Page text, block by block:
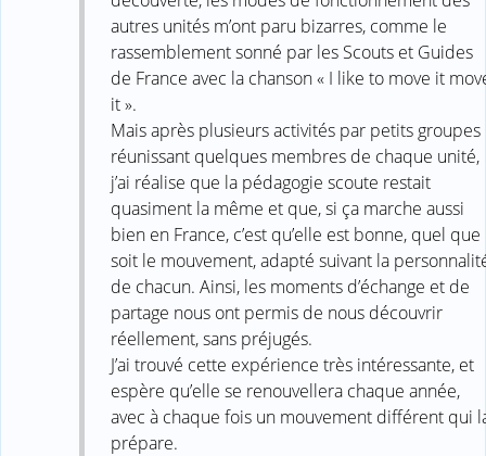
autres unités m’ont paru bizarres, comme le
rassemblement sonné par les Scouts et Guides
de France avec la chanson « I like to move it
it ».
Mais après plusieurs activités par petits groupes
réunissant quelques membres de chaque unité,
j’ai réalise que la pédagogie scoute restait
quasiment la même et que, si ça marche aussi
bien en France, c’est qu’elle est bonne, quel que
soit le mouvement, adapté suivant la
de chacun. Ainsi, les moments d’échange et de
partage nous ont permis de nous découvrir
réellement, sans préjugés.
J’ai trouvé cette expérience très intéressante, et
espère qu’elle se renouvellera chaque année,
avec à chaque fois un mouvement différent qui
prépare.